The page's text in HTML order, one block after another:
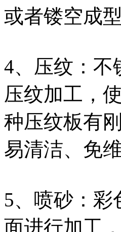
或者镂空成
4、压纹：不
压纹加工，
种压纹板有
易清洁、免
5、喷砂：彩
面进行加工